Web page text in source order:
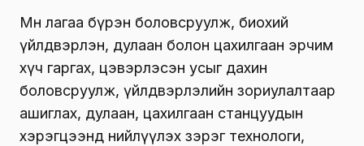
Мөн лагаа бүрэн боловсруулж, биохий
үйлдвэрлэн, дулаан болон цахилгаан эрчим
хүч гаргах, цэвэрлэсэн усыг дахин
боловсруулж, үйлдвэрлэлийн зориулалтаар
ашиглах, дулаан, цахилгаан станцуудын
хэрэгцээнд нийлүүлэх зэрэг технологи,